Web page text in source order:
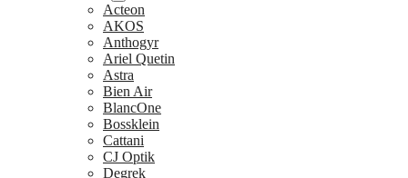
Acteon
AKOS
Anthogyr
Ariel Quetin
Astra
Bien Air
BlancOne
Bossklein
Cattani
CJ Optik
Degrek